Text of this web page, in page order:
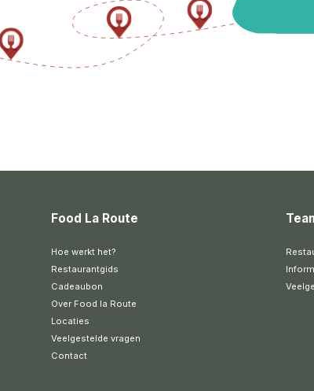
Food La Route
Hoe werkt het?
Restaurantgids
Cadeaubon
Over Food la Route
Locaties
Veelgestelde vragen
Contact